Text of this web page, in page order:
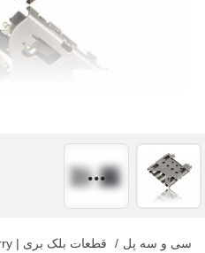
سی و سه پل / قطعات بلک بری | BlackBerry